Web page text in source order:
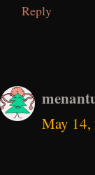
Reply
May 14,